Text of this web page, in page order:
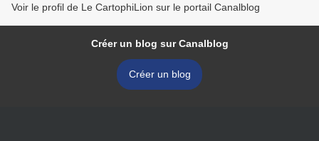
Voir le profil de Le CartophiLion sur le portail Canalblog
Créer un blog sur Canalblog
Créer un blog